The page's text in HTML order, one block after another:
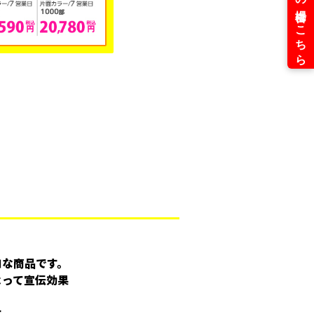
商品です。
て宣伝効果